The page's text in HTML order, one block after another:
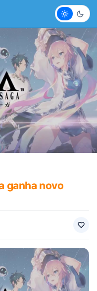
Claro
ganha novo